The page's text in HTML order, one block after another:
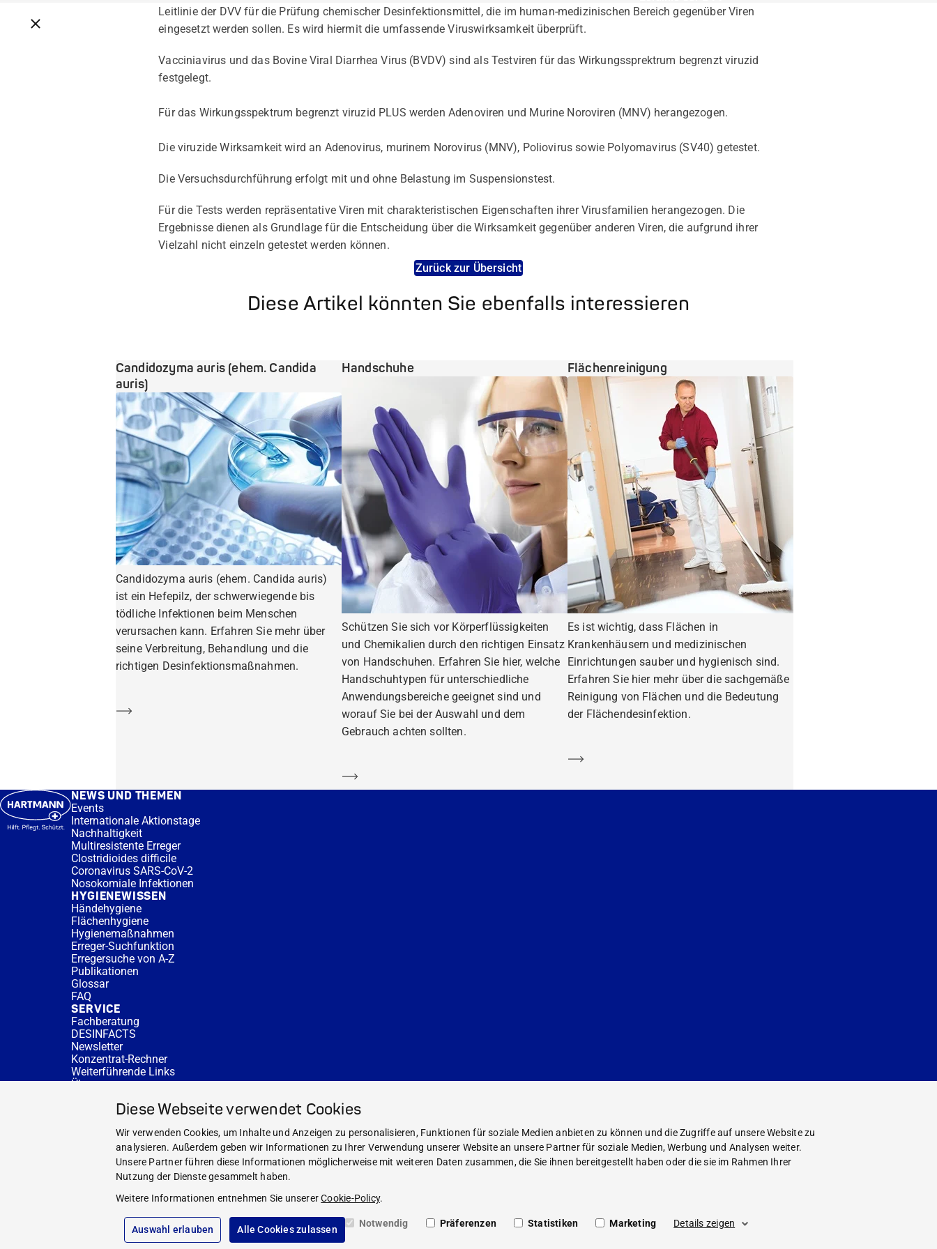
Diese Webseite verwendet Cookies
Wir verwenden Cookies, um Inhalte und Anzeigen zu personalisieren, Funktionen für soziale Medien anbieten zu können und die Zugriffe auf unsere Website zu
analysieren. Außerdem geben wir Informationen zu Ihrer Verwendung unserer Website an unsere Partner für soziale Medien, Werbung und Analysen weiter.
Unsere Partner führen diese Informationen möglicherweise mit weiteren Daten zusammen, die Sie ihnen bereitgestellt haben oder die sie im Rahmen Ihrer
Nutzung der Dienste gesammelt haben.
Weitere Informationen entnehmen Sie unsererCookie-Policy.
Auswahl erlauben Alle Cookies zulassen
Notwendig Präferenzen Statistiken Marketing Details zeigen
Breadcrumbs schließen
Leitlinie der DVV für die Prüfung chemischer Desinfektionsmittel, die im human-medizinischen Bereich gegenüber Viren
eingesetzt werden sollen. Es wird hiermit die umfassende Viruswirksamkeit überprüft.
Vacciniavirus und das Bovine Viral Diarrhea Virus (BVDV) sind als Testviren für das Wirkungssprektrum begrenzt viruzid
festgelegt.
Für das Wirkungsspektrum begrenzt viruzid PLUS werden Adenoviren und Murine Noroviren (MNV) herangezogen.
Die viruzide Wirksamkeit wird an Adenovirus, murinem Norovirus (MNV), Poliovirus sowie Polyomavirus (SV40) getestet.
Die Versuchsdurchführung erfolgt mit und ohne Belastung im Suspensionstest.
Für die Tests werden repräsentative Viren mit charakteristischen Eigenschaften ihrer Virusfamilien herangezogen. Die
Ergebnisse dienen als Grundlage für die Entscheidung über die Wirksamkeit gegenüber anderen Viren, die aufgrund ihrer
Vielzahl nicht einzeln getestet werden können.
Zurück zur Übersicht
Diese Artikel könnten Sie ebenfalls interessieren
Candidozyma auris (ehem. Candida
auris)
Candidozyma auris (ehem. Candida auris)
ist ein Hefepilz, der schwerwiegende bis
tödliche Infektionen beim Menschen
verursachen kann. Erfahren Sie mehr über
seine Verbreitung, Behandlung und die
richtigen Desinfektionsmaßnahmen.
Mehr erfahren
Handschuhe
Schützen Sie sich vor Körperflüssigkeiten
und Chemikalien durch den richtigen Einsatz
von Handschuhen. Erfahren Sie hier, welche
Handschuhtypen für unterschiedliche
Anwendungsbereiche geeignet sind und
worauf Sie bei der Auswahl und dem
Gebrauch achten sollten.
Mehr erfahren
Flächenreinigung
Es ist wichtig, dass Flächen in
Krankenhäusern und medizinischen
Einrichtungen sauber und hygienisch sind.
Erfahren Sie hier mehr über die sachgemäße
Reinigung von Flächen und die Bedeutung
der Flächendesinfektion.
Mehr erfahren
NEWS UND THEMEN
Events
Internationale Aktionstage
Nachhaltigkeit
Multiresistente Erreger
Clostridioides difficile
Coronavirus SARS-CoV-2
Nosokomiale Infektionen
HYGIENEWISSEN
Händehygiene
Flächenhygiene
Hygienemaßnahmen
Erreger-Suchfunktion
Erregersuche von A-Z
Publikationen
Glossar
FAQ
SERVICE
Fachberatung
DESINFACTS
Newsletter
Konzentrat-Rechner
Weiterführende Links
Über uns
NEWS UND THEMEN
HYGIENEWISSEN
SERVICE
Datenschutz